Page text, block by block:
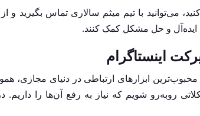
می‌توانید با تیم میثم سالاری تماس بگیرید و
ایده‌آل و حل مشکل کمک کنند.
اینستاگرام
ابزارهای ارتباطی در دنیای مجازی،
روبه‌رو شویم که نیاز به رفع آن‌ها را داریم.